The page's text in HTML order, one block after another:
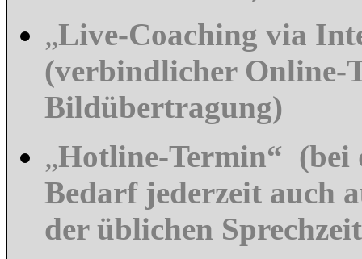
„Live-Coaching via
(verbindlicher Online-
Bildübertragung)
„Hotline-Termin“ (bei
Bedarf jederzeit auch
der üblichen